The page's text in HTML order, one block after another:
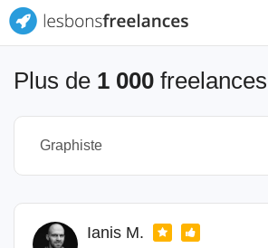
Plus de 1 000 freelances
Ianis M.